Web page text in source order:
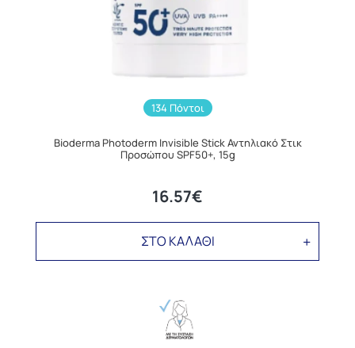
134 Πόντοι
Bioderma Photoderm Invisible Stick Αντηλιακό Στικ
Προσώπου SPF50+, 15g
16.57€
ΣΤΟ ΚΑΛΑΘΙ